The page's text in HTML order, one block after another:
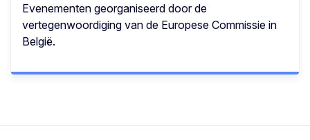
Evenementen georganiseerd door de
vertegenwoordiging van de Europese Commissie in
België.